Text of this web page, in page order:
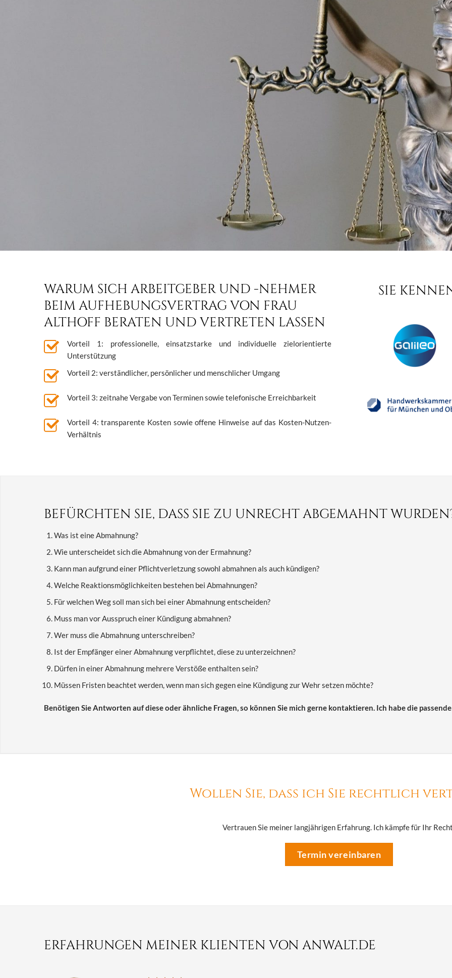
WARUM SICH ARBEITGEBER UND -NEHMER
BEIM AUFHEBUNGSVERTRAG VON FRAU
ALTHOFF BERATEN UND VERTRETEN LASSEN
Vorteil 1: professionelle, einsatzstarke und individuelle zielorientierte
Unterstützung
Vorteil 2: verständlicher, persönlicher und menschlicher Umgang
Vorteil 3: zeitnahe Vergabe von Terminen sowie telefonische Erreichbarkeit
Vorteil 4: transparente Kosten sowie offene Hinweise auf das Kosten-Nutzen-
Verhältnis
SIE
BEFÜRCHTEN SIE, DASS SIE ZU UNRECHT ABGEMAHNT
Was ist eine Abmahnung?
Wie unterscheidet sich die Abmahnung von der Ermahnung?
Kann man aufgrund einer Pflichtverletzung sowohl abmahnen als auch kündigen?
Welche Reaktionsmöglichkeiten bestehen bei Abmahnungen?
Für welchen Weg soll man sich bei einer Abmahnung entscheiden?
Muss man vor Ausspruch einer Kündigung abmahnen?
Wer muss die Abmahnung unterschreiben?
Ist der Empfänger einer Abmahnung verpflichtet, diese zu unterzeichnen?
Dürfen in einer Abmahnung mehrere Verstöße enthalten sein?
Müssen Fristen beachtet werden, wenn man sich gegen eine Kündigung zur Wehr setzen möchte?
Benötigen Sie Antworten auf diese oder ähnliche Fragen, so können Sie mich gerne kontaktieren. Ich habe die
Wollen Sie, dass ich Sie rechtlich
Vertrauen Sie meiner langjährigen Erfahrung. Ich kämpfe für Ihr
Termin vereinbaren
ERFAHRUNGEN MEINER KLIENTEN VON ANWALT.DE